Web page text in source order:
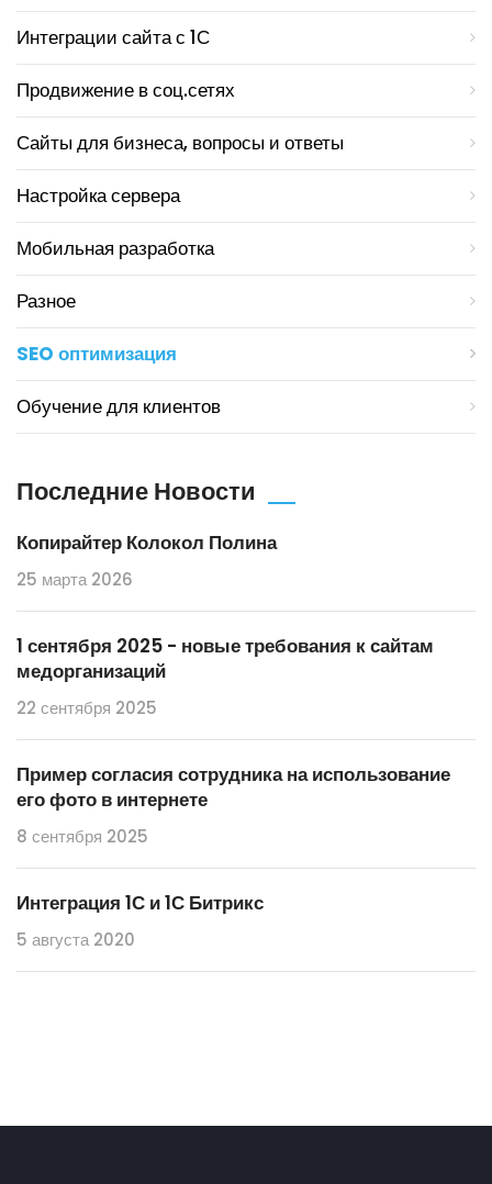
Интеграции сайта с 1С
Продвижение в соц.сетях
Сайты для бизнеса, вопросы и ответы
Настройка сервера
Мобильная разработка
Разное
SEO оптимизация
Обучение для клиентов
Последние Новости
Копирайтер Колокол Полина
25 марта 2026
1 сентября 2025 - новые требования к сайтам
медорганизаций
22 сентября 2025
Пример согласия сотрудника на использование
его фото в интернете
8 сентября 2025
Интеграция 1С и 1С Битрикс
5 августа 2020